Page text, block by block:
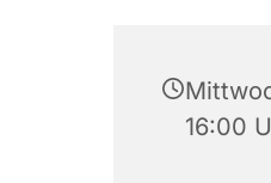
16:00